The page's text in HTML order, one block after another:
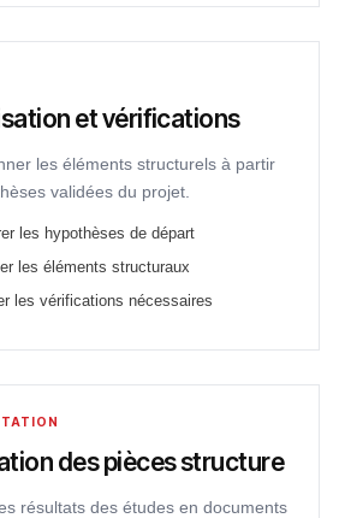
et vérifications
les éléments structurels à partir
validées du projet.
les hypothèses de départ
les éléments structuraux
les vérifications nécessaires
des pièces structure
résultats des études en documents